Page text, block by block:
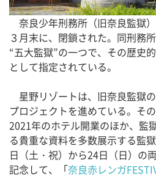
奈良少年刑務所（旧奈良監獄
３月末に、閉鎖された。同刑務
“五大監獄”の一つで、その歴史
として指定されている。
星野リゾートは、旧奈良監獄
プロジェクトを進めている。そ
2021年のホテル開業のほか、監
る貴重な資料を多数展示する監
日（土・祝）から24日（日）の
記念して、「奈良赤レンガ